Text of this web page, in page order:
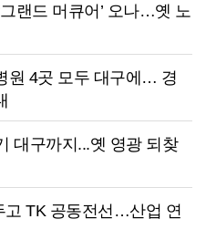
랜드 머큐어’ 오나…옛 노
원 4곳 모두 대구에… 경
대구까지...옛 영광 되찾
고 TK 공동전선…산업 연